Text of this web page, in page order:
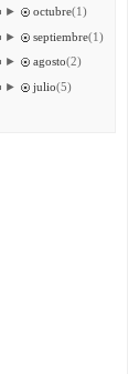
► octubre(1)
►
septiembre(1)
►
agosto(2)
►
julio(5)